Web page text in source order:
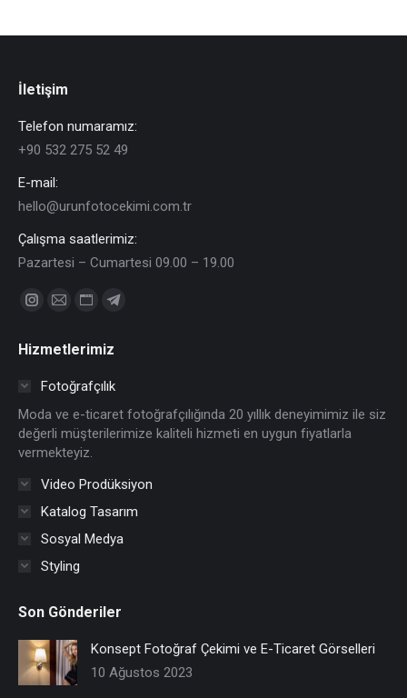
İletişim
Telefon numaramız:
+90 532 275 52 49
E-mail:
hello@urunfotocekimi.com.tr
Çalışma saatlerimiz:
Pazartesi – Cumartesi 09.00 – 19.00
Find us on:
Instagram
opens
window
Mail
opens
in
window
Website
opens
in
window
Telegram
opens
in
window
Hizmetlerimiz
Fotoğrafçılık
Moda ve e-ticaret fotoğrafçılığında 20 yıllık deneyimimiz ile siz
değerli müşterilerimize kaliteli hizmeti en uygun fiyatlarla
vermekteyiz.
Video Prodüksiyon
Katalog Tasarım
Sosyal Medya
Styling
Son Gönderiler
Konsept Fotoğraf Çekimi ve E-Ticaret Görselleri
10 Ağustos 2023